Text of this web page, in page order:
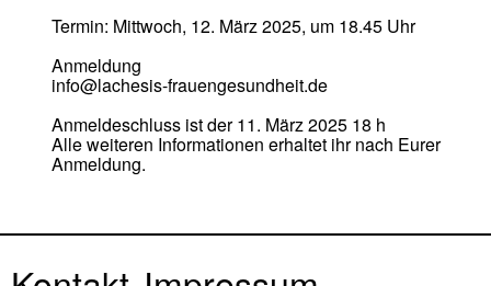
Termin: Mittwoch, 12. März 2025, um 18.45 Uhr
Anmeldung
info@lachesis-frauengesundheit.de
Anmeldeschluss ist der 11. März 2025 18 h
Alle weiteren Informationen erhaltet ihr nach Eurer
Anmeldung.